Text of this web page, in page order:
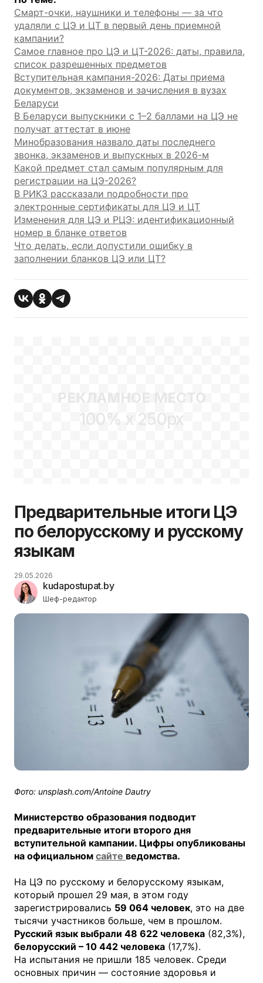
Смарт-очки, наушники и телефоны — за что
удаляли с ЦЭ и ЦТ в первый день приемной
кампании?
Самое главное про ЦЭ и ЦТ-2026: даты, правила,
список разрешенных предметов
Вступительная кампания-2026: Даты приема
документов, экзаменов и зачисления в вузах
Беларуси
В Беларуси выпускники с 1–2 баллами на ЦЭ не
получат аттестат в июне
Минобразования назвало даты последнего
звонка, экзаменов и выпускных в 2026-м
Какой предмет стал самым популярным для
регистрации на ЦЭ-2026?
В РИКЗ рассказали подробности про
электронные сертификаты для ЦЭ и ЦТ
Изменения для ЦЭ и РЦЭ: идентификационный
номер в бланке ответов
Что делать, если допустили ошибку в
заполнении бланков ЦЭ или ЦТ?
РЕКЛАМНОЕ МЕСТО
100% x 250px
Предварительные итоги ЦЭ
по белорусскому и русскому
языкам
kudapostupat.by
Шеф-редактор
29.05.2026
Фото: unsplash.com/Antoine Dautry
Министерство образования подводит
предварительные итоги второго дня
вступительной кампании. Цифры опубликованы
на официальном сайте ведомства.
На ЦЭ по русскому и белорусскому языкам,
который прошел 29 мая, в этом году
зарегистрировались 59 064 человек, это на две
тысячи участников больше, чем в прошлом.
Русский язык выбрали 48 622 человека (82,3%),
белорусский – 10 442 человека (17,7%).
На испытания не пришли 185 человек. Среди
основных причин — состояние здоровья и